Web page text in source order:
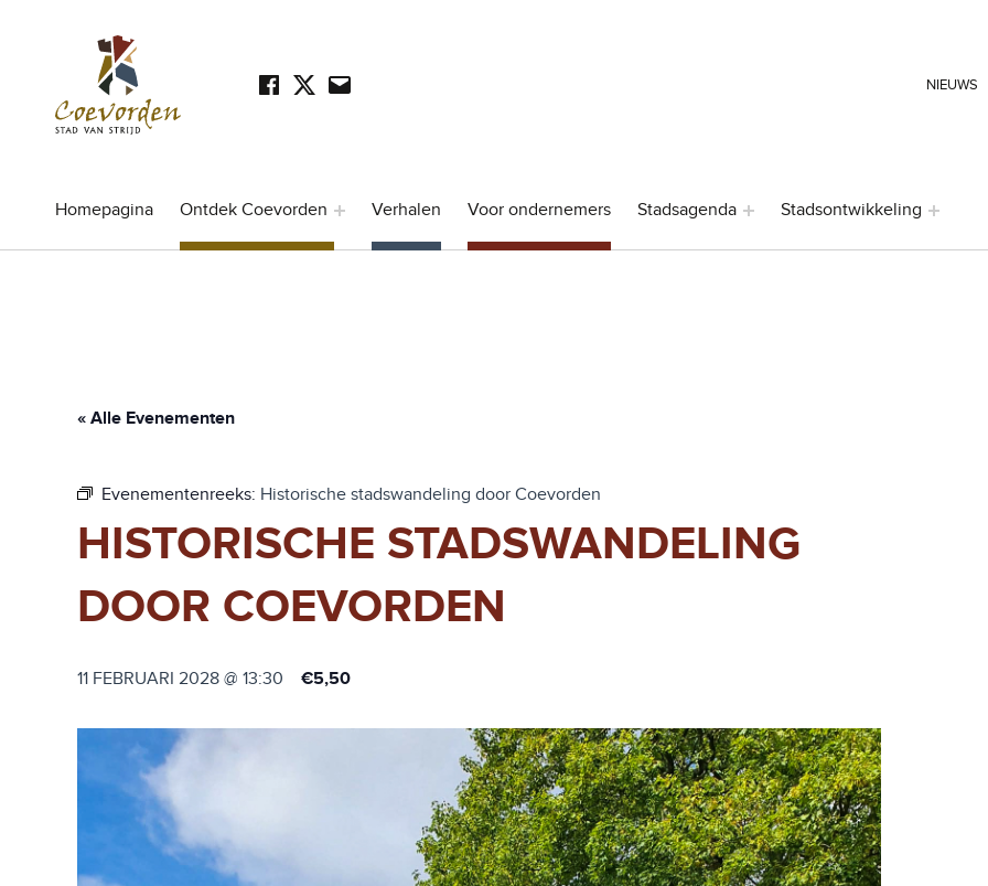
Stad Coevorden
STAD VAN STRIJD
SOCIAL LINKS
Facebook
Twitter
NIEUWS
Homepagina Ontdek Coevorden Verhalen Voor ondernemers Stadsagenda Stadsontwikkeling
« Alle Evenementen
Evenementenreeks: Historische stadswandeling door Coevorden
HISTORISCHE STADSWANDELING
DOOR COEVORDEN
11 FEBRUARI 2028 @ 13:30 €5,50